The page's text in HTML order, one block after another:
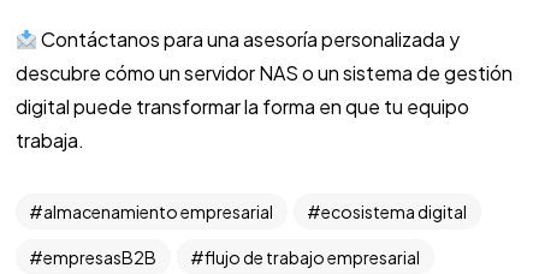
Contáctanos para una asesoría personalizada y
descubre cómo un servidor NAS o un sistema de gestión
digital puede transformar la forma en que tu equipo
trabaja.
almacenamiento empresarial ecosistema digital
empresasB2B flujo de trabajo empresarial